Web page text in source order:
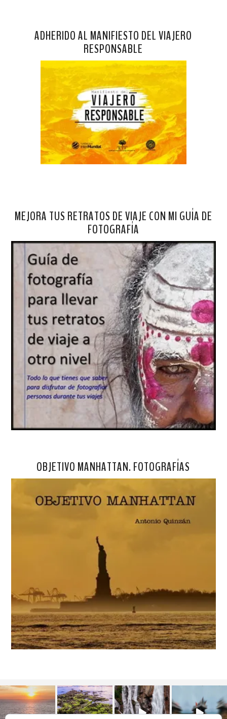
ADHERIDO AL MANIFIESTO DEL VIAJERO
RESPONSABLE
MEJORA TUS RETRATOS DE VIAJE CON MI GUÍA DE
FOTOGRAFÍA
OBJETIVO MANHATTAN. FOTOGRAFÍAS